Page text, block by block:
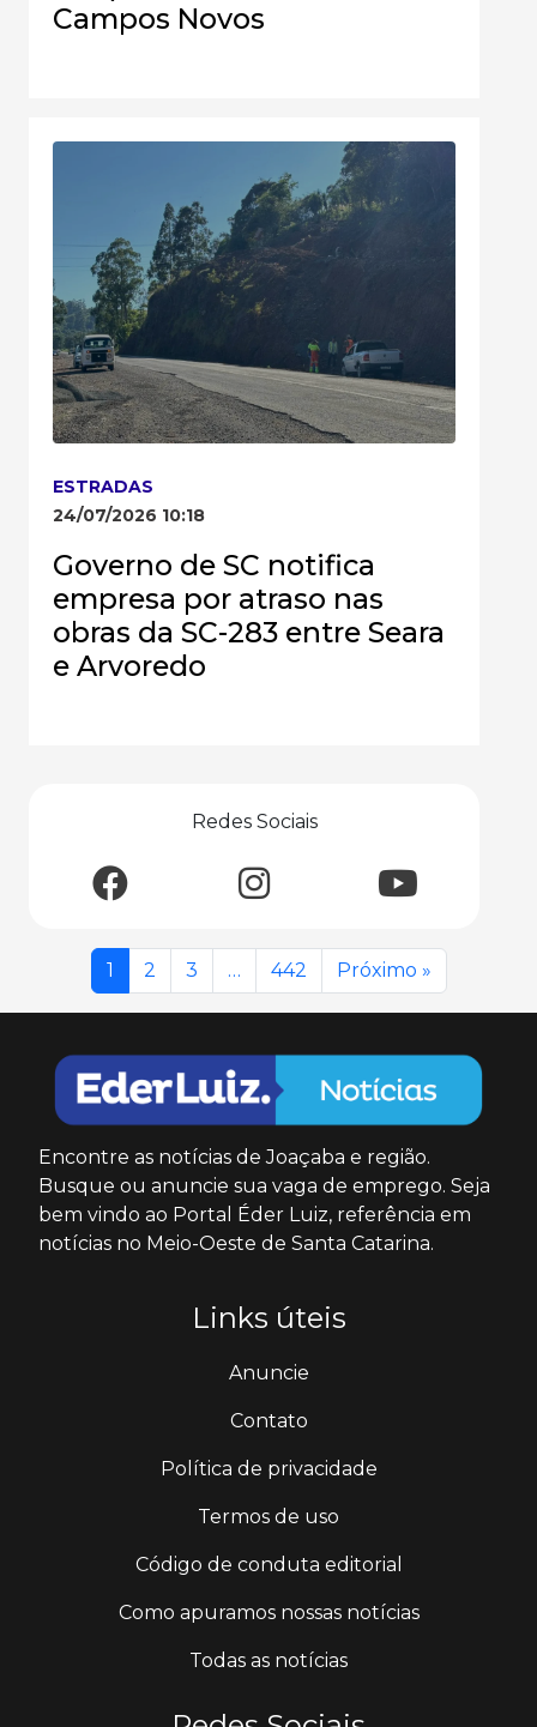
Campos Novos
ESTRADAS
24/07/2026 10:18
Governo de SC notifica
empresa por atraso nas
obras da SC-283 entre Seara
e Arvoredo
Redes Sociais
1 2 3 … 442 Próximo »
Encontre as notícias de Joaçaba e região.
Busque ou anuncie sua vaga de emprego. Seja
bem vindo ao Portal Éder Luiz, referência em
notícias no Meio-Oeste de Santa Catarina.
Links úteis
Anuncie
Contato
Política de privacidade
Termos de uso
Código de conduta editorial
Como apuramos nossas notícias
Todas as notícias